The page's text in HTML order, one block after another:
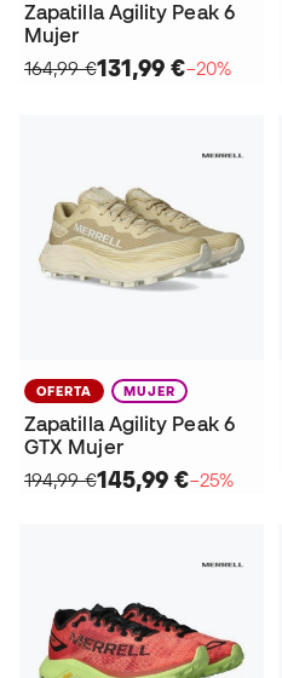
Zapatilla Agility Peak 6
Mujer
164,99 €131,99 €−20%
OFERTA MUJER
Zapatilla Agility Peak 6
GTX Mujer
194,99 €145,99 €−25%